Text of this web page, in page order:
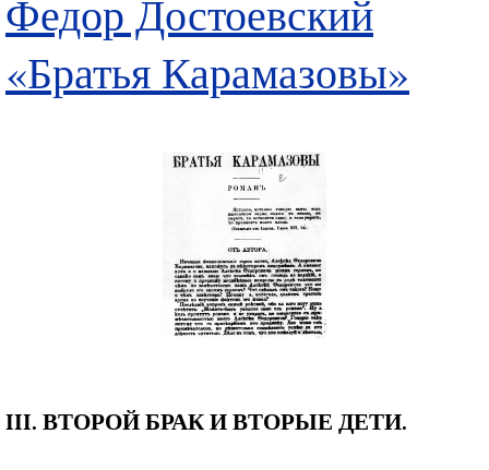
Федор Достоевский
«Братья Карамазовы»
III. ВТОРОЙ БРАК И ВТОРЫЕ ДЕТИ.